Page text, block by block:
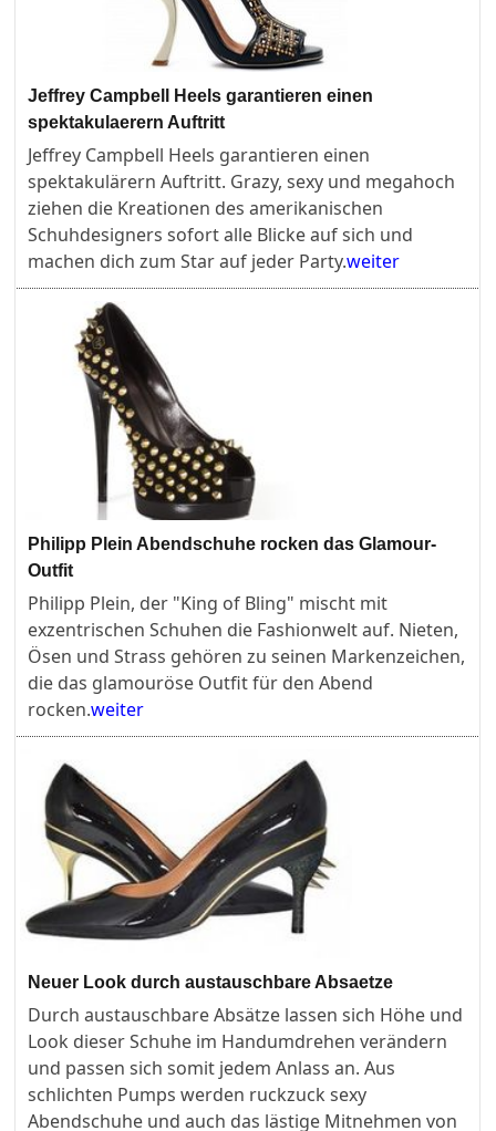
Jeffrey Campbell Heels garantieren einen
spektakulaerern Auftritt
Jeffrey Campbell Heels garantieren einen
spektakulärern Auftritt. Grazy, sexy und megahoch
ziehen die Kreationen des amerikanischen
Schuhdesigners sofort alle Blicke auf sich und
machen dich zum Star auf jeder Party.weiter
Philipp Plein Abendschuhe rocken das Glamour-
Outfit
Philipp Plein, der "King of Bling" mischt mit
exzentrischen Schuhen die Fashionwelt auf. Nieten,
Ösen und Strass gehören zu seinen Markenzeichen,
die das glamouröse Outfit für den Abend
rocken.weiter
Neuer Look durch austauschbare Absaetze
Durch austauschbare Absätze lassen sich Höhe und
Look dieser Schuhe im Handumdrehen verändern
und passen sich somit jedem Anlass an. Aus
schlichten Pumps werden ruckzuck sexy
Abendschuhe und auch das lästige Mitnehmen von